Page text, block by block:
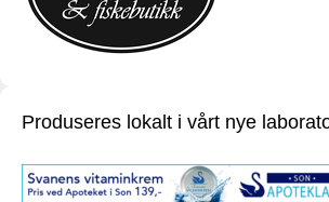
Produseres lokalt i vårt nye